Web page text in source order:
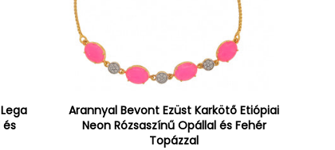
és
Arannyal Bevont Ezüst Karkötő Etiópiai
Neon Rózsaszínű Opállal és Fehér
Topázzal